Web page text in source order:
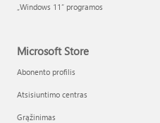
„Windows 11“ programos
Microsoft Store
Abonento profilis
Atsisiuntimo centras
Grąžinimas